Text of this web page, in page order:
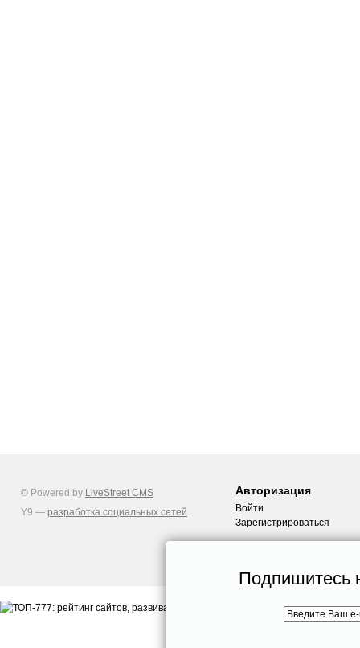
Подпишитесь
© Powered by LiveStreet CMS
Y9 — разработка социальных сетей
Авторизация
Войти
Зарегистрироваться